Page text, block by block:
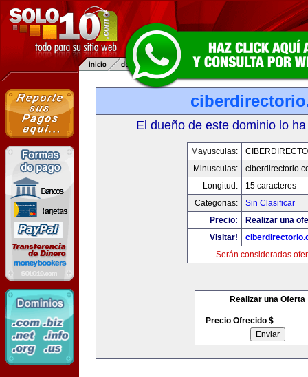
El dueño de este dominio lo
Mayusculas:
Minusculas:
Longitud:
15 caracteres
Categorias:
Sin Clasificar
Precio:
Realizar una
Visitar!
Serán consideradas
Realizar una Oferta
Precio Ofrecido $